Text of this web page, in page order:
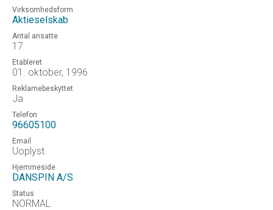
Virksomhedsform
Aktieselskab
Antal ansatte
17
Etableret
01. oktober, 1996
Reklamebeskyttet
Ja
Telefon
96605100
Email
Uoplyst
Hjemmeside
DANSPIN A/S
Status
NORMAL